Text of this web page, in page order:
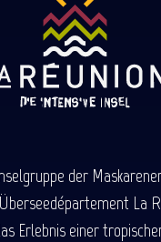
der
La
Erlebnis einer